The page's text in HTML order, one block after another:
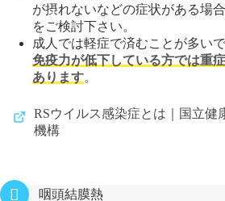
が摂れないなどの症状がある場
をご検討下さい。
成人では軽症で済むことが多いで
免疫力が低下している方では重
あります。
RSウイルス感染症とは｜国立健
機構
咽頭結膜熱